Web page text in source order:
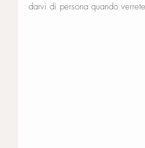
darvi di persona quando